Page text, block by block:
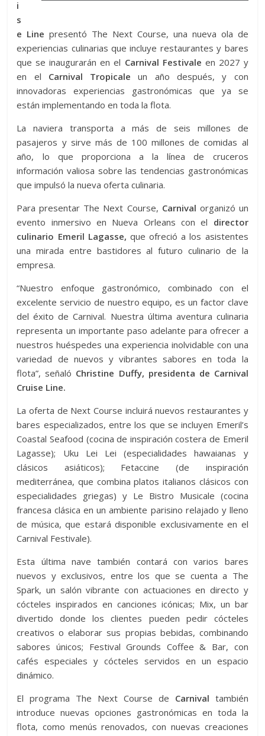
i
s
e Line presentó The Next Course, una nueva ola de
experiencias culinarias que incluye restaurantes y bares
que se inaugurarán en el Carnival Festivale en 2027 y
en el Carnival Tropicale un año después, y con
innovadoras experiencias gastronómicas que ya se
están implementando en toda la flota.
La naviera transporta a más de seis millones de
pasajeros y sirve más de 100 millones de comidas al
año, lo que proporciona a la línea de cruceros
información valiosa sobre las tendencias gastronómicas
que impulsó la nueva oferta culinaria.
Para presentar The Next Course, Carnival organizó un
evento inmersivo en Nueva Orleans con el director
culinario Emeril Lagasse, que ofreció a los asistentes
una mirada entre bastidores al futuro culinario de la
empresa.
“Nuestro enfoque gastronómico, combinado con el
excelente servicio de nuestro equipo, es un factor clave
del éxito de Carnival. Nuestra última aventura culinaria
representa un importante paso adelante para ofrecer a
nuestros huéspedes una experiencia inolvidable con una
variedad de nuevos y vibrantes sabores en toda la
flota”, señaló Christine Duffy, presidenta de Carnival
Cruise Line.
La oferta de Next Course incluirá nuevos restaurantes y
bares especializados, entre los que se incluyen Emeril’s
Coastal Seafood (cocina de inspiración costera de Emeril
Lagasse); Uku Lei Lei (especialidades hawaianas y
clásicos asiáticos); Fetaccine (de inspiración
mediterránea, que combina platos italianos clásicos con
especialidades griegas) y Le Bistro Musicale (cocina
francesa clásica en un ambiente parisino relajado y lleno
de música, que estará disponible exclusivamente en el
Carnival Festivale).
Esta última nave también contará con varios bares
nuevos y exclusivos, entre los que se cuenta a The
Spark, un salón vibrante con actuaciones en directo y
cócteles inspirados en canciones icónicas; Mix, un bar
divertido donde los clientes pueden pedir cócteles
creativos o elaborar sus propias bebidas, combinando
sabores únicos; Festival Grounds Coffee & Bar, con
cafés especiales y cócteles servidos en un espacio
dinámico.
El programa The Next Course de Carnival también
introduce nuevas opciones gastronómicas en toda la
flota, como menús renovados, con nuevas creaciones